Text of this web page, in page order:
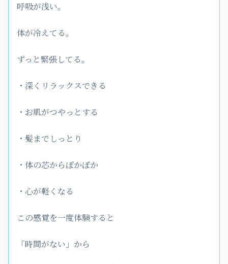
呼吸が浅い。
体が冷えてる。
ずっと緊張してる。
・深くリラックスできる
・お肌がつやっとする
・髪までしっとり
・体の芯からぽかぽか
・心が軽くなる
この感覚を一度体験すると
「時間がない」から